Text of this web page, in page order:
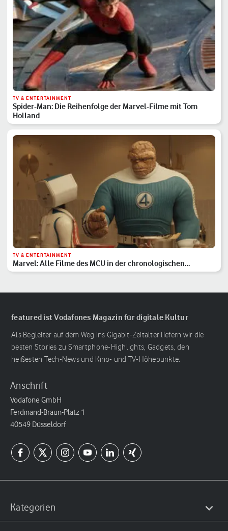
TV & ENTERTAINMENT
Spider-Man: Die Reihenfolge der Marvel-Filme mit Tom
Holland
TV & ENTERTAINMENT
Marvel: Alle Filme des MCU in der chronologischen
Reihenfolge
featured ist Vodafones Magazin für digitale Kultur
Als Begleiter auf dem Weg ins Gigabit-Zeitalter liefern wir die
besten Stories zu Smartphone-Highlights, Gadgets, den
heißesten Tech-News und Kino- und TV-Höhepunkte.
Anschrift
Vodafone GmbH
Ferdinand-Braun-Platz 1
40549 Düsseldorf
Kategorien